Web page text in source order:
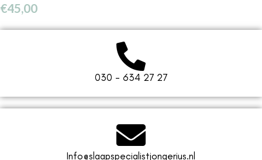
€45,00
030 - 634 27 27
Info@slaapspecialistjongerius.nl